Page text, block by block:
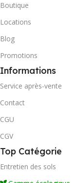
Boutique
Locations
Blog
Promotions
Informations
Service après-vente
Contact
CGU
CGV
Top Catégorie
Entretien des sols